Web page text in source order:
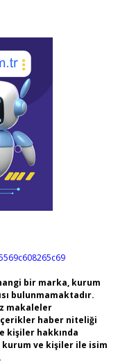
bir marka, kurum
bulunmamaktadır.
makaleler
haber niteliği
kişiler hakkında
kurum ve kişiler ile isim